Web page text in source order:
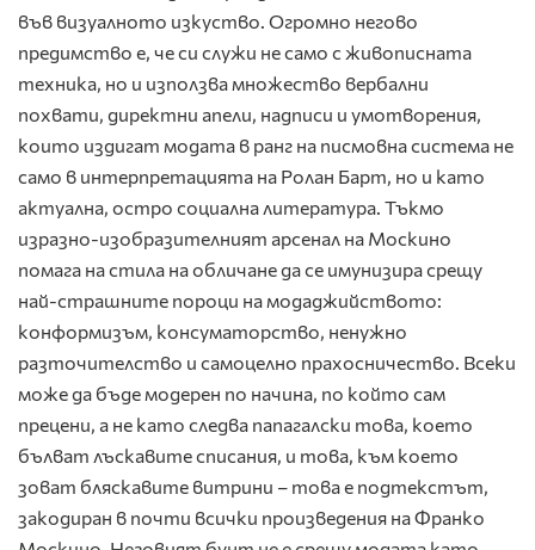
във визуалното изкуство. Огромно негово
предимство е, че си служи не само с живописната
техника, но и използва множество вербални
похвати, директни апели, надписи и умотворения,
които издигат модата в ранг на писмовна система не
само в интерпретацията на Ролан Барт, но и като
актуална, остро социална литература. Тъкмо
изразно-изобразителният арсенал на Москино
помага на стила на обличане да се имунизира срещу
най-страшните пороци на модаджийството:
конформизъм, консуматорство, ненужно
разточителство и самоцелно прахосничество. Всеки
може да бъде модерен по начина, по който сам
прецени, а не като следва папагалски това, което
бълват лъскавите списания, и това, към което
зоват бляскавите витрини – това е подтекстът,
закодиран в почти всички произведения на Франко